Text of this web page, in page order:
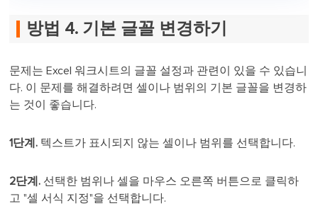
방법 4. 기본 글꼴 변경하기
문제는 Excel 워크시트의 글꼴 설정과 관련이 있을 수 있습니
다. 이 문제를 해결하려면 셀이나 범위의 기본 글꼴을 변경하
는 것이 좋습니다.
1단계. 텍스트가 표시되지 않는 셀이나 범위를 선택합니다.
2단계. 선택한 범위나 셀을 마우스 오른쪽 버튼으로 클릭하
고 "셀 서식 지정"을 선택합니다.